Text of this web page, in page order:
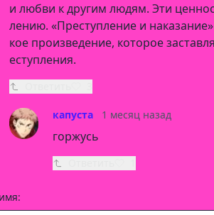
и любви к другим людям. Эти
лению. «Преступление и
кое произведение, которое
еступления.
капуста 1 месяц назад
горжусь